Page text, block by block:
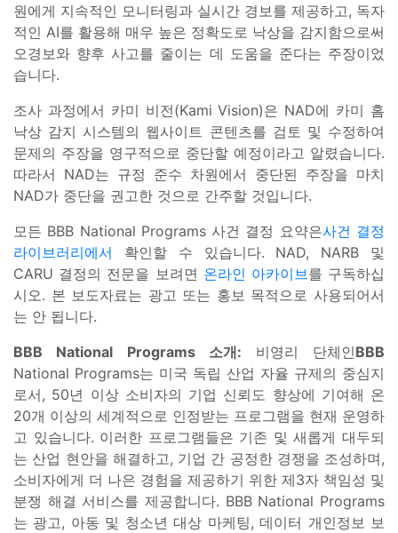
원에게 지속적인 모니터링과 실시간 경보를 제공하고, 독자
적인 AI를 활용해 매우 높은 정확도로 낙상을 감지함으로써
오경보와 향후 사고를 줄이는 데 도움을 준다는 주장이었
습니다.
조사 과정에서 카미 비전(Kami Vision)은 NAD에 카미 홈
낙상 감지 시스템의 웹사이트 콘텐츠를 검토 및 수정하여
문제의 주장을 영구적으로 중단할 예정이라고 알렸습니다.
따라서 NAD는 규정 준수 차원에서 중단된 주장을 마치
NAD가 중단을 권고한 것으로 간주할 것입니다.
모든 BBB National Programs 사건 결정 요약은사건 결정
라이브러리에서 확인할 수 있습니다. NAD, NARB 및
CARU 결정의 전문을 보려면 온라인 아카이브 를 구독하십
시오. 본 보도자료는 광고 또는 홍보 목적으로 사용되어서
는 안 됩니다.
BBB National Programs 소개: 비영리 단체인BBB
National Programs는 미국 독립 산업 자율 규제의 중심지
로서, 50년 이상 소비자의 기업 신뢰도 향상에 기여해 온
20개 이상의 세계적으로 인정받는 프로그램을 현재 운영하
고 있습니다. 이러한 프로그램들은 기존 및 새롭게 대두되
는 산업 현안을 해결하고, 기업 간 공정한 경쟁을 조성하며,
소비자에게 더 나은 경험을 제공하기 위한 제3자 책임성 및
분쟁 해결 서비스를 제공합니다. BBB National Programs
는 광고, 아동 및 청소년 대상 마케팅, 데이터 개인정보 보